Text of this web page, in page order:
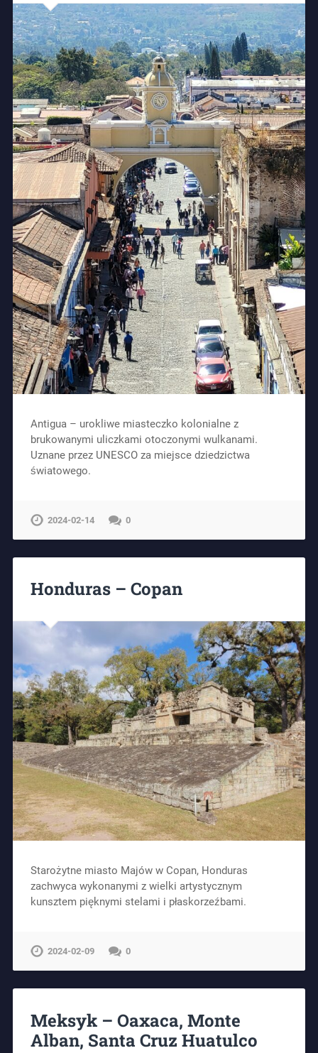
Antigua – urokliwe miasteczko kolonialne z
brukowanymi uliczkami otoczonymi wulkanami.
Uznane przez UNESCO za miejsce dziedzictwa
światowego.
2024-02-14 0
Honduras – Copan
Starożytne miasto Majów w Copan, Honduras
zachwyca wykonanymi z wielki artystycznym
kunsztem pięknymi stelami i płaskorzeźbami.
2024-02-09 0
Meksyk – Oaxaca, Monte
Alban, Santa Cruz Huatulco